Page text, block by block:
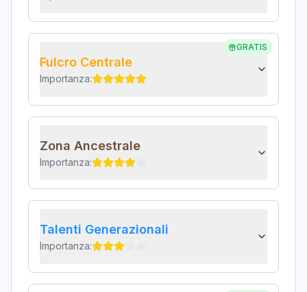
GRATIS
Fulcro Centrale
Importanza:
Zona Ancestrale
Importanza:
Talenti Generazionali
Importanza: